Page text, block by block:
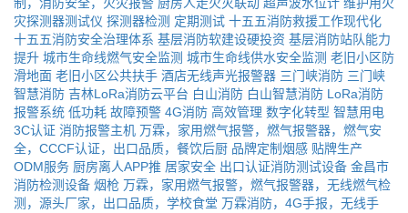
灾探测器测试仪 探测器检测 定期测试 十五五消防救援工作现代化
十五五消防安全治理体系 基层消防软建设硬投资 基层消防站队能力
提升 城市生命线燃气安全监测 城市生命线供水安全监测 老旧小区防
滑地面 老旧小区公共扶手 酒店无线声光报警器 三门峡消防 三门峡
智慧消防 吉林LoRa消防云平台 白山消防 白山智慧消防 LoRa消防
报警系统 低功耗 故障预警 4G消防 高效管理 数字化转型 智慧用电
3C认证 消防报警主机 万霖，家用燃气报警，燃气报警器，燃气安
全，CCCF认证，出口品质，餐饮后厨 品牌定制烟感 贴牌生产
ODM服务 厨房离人APP推 居家安全 出口认证消防测试设备 金昌市
消防检测设备 烟枪 万霖，家用燃气报警，燃气报警器，无线燃气检
测，源头厂家，出口品质，学校食堂 万霖消防，4G手报，无线手